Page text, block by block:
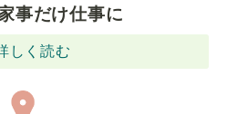
事だけ仕事に
しく読む